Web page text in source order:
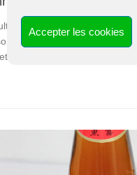
Accepter les cookies
: *** coût : *** marinade :
finale : 20 minutes pour les
repos 8 minutes